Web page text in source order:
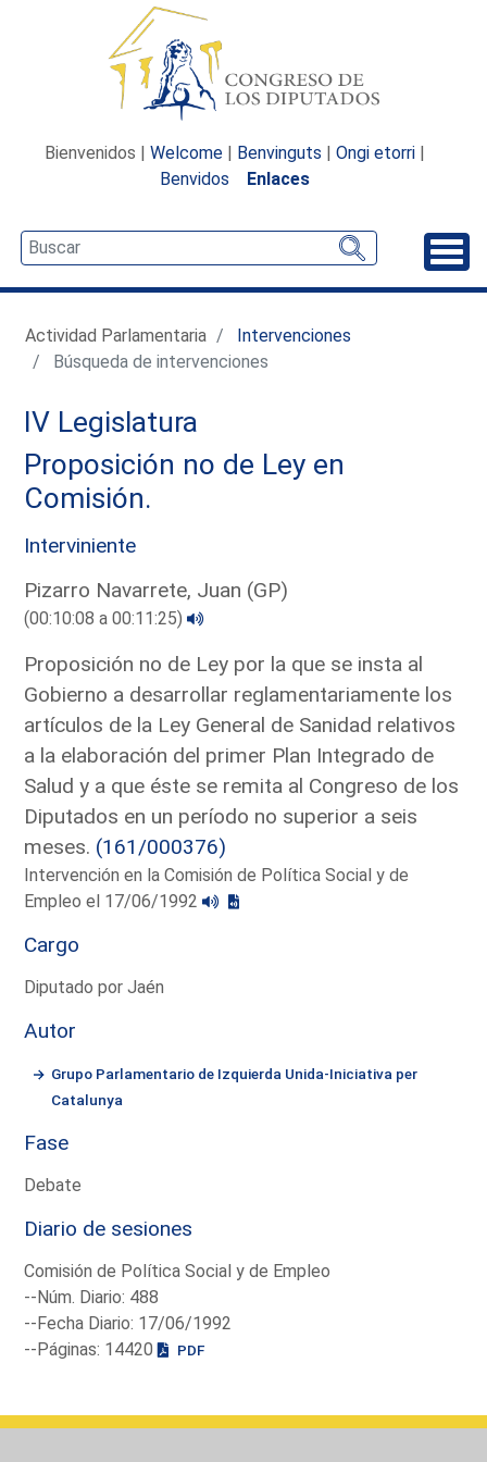
Bienvenidos | Welcome | Benvinguts | Ongi etorri |
Benvidos
Enlaces
Actividad Parlamentaria
Intervenciones
Búsqueda de intervenciones
IV Legislatura
Proposición no de Ley en
Comisión.
Interviniente
Pizarro Navarrete, Juan (GP)
(00:10:08 a 00:11:25)
Proposición no de Ley por la que se insta al
Gobierno a desarrollar reglamentariamente los
artículos de la Ley General de Sanidad relativos
a la elaboración del primer Plan Integrado de
Salud y a que éste se remita al Congreso de los
Diputados en un período no superior a seis
meses. (161/000376)
Intervención en la Comisión de Política Social y de
Empleo el 17/06/1992
Cargo
Diputado por Jaén
Autor
Grupo Parlamentario de Izquierda Unida-Iniciativa per
Catalunya
Fase
Debate
Diario de sesiones
Comisión de Política Social y de Empleo
--Núm. Diario: 488
--Fecha Diario: 17/06/1992
--Páginas: 14420
PDF